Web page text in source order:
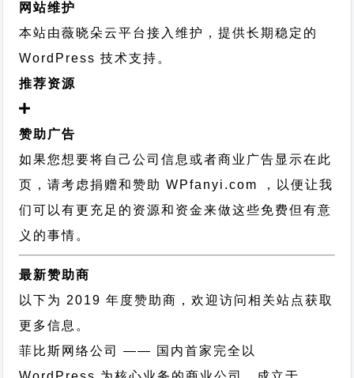
网站维护
本站由薇晓朵云平台接入维护，提供长期稳定的
WordPress 技术支持 。
推荐资源
赞助广告
如果您想要将自己公司信息或者商业广告显示在此
页，请考虑捐赠和赞助 WPfanyi.com ，以便让我
们可以有更充足的资源和资金来做这些免费但有意
义的事情。
最新赞助商
以下为 2019 年度赞助商，欢迎访问相关站点获取
更多信息。
菲比斯网络公司
—— 国内首家完全以